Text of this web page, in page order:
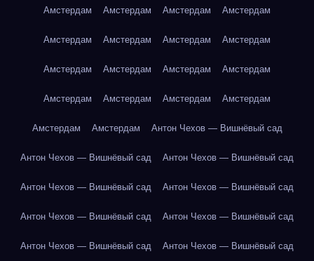
Амстердам Амстердам Амстердам Амстердам
Амстердам Амстердам Амстердам Амстердам
Амстердам Амстердам Амстердам Амстердам
Амстердам Амстердам Амстердам Амстердам
Амстердам Амстердам Антон Чехов — Вишнёвый сад
Антон Чехов — Вишнёвый сад Антон Чехов — Вишнёвый сад
Антон Чехов — Вишнёвый сад Антон Чехов — Вишнёвый сад
Антон Чехов — Вишнёвый сад Антон Чехов — Вишнёвый сад
Антон Чехов — Вишнёвый сад Антон Чехов — Вишнёвый сад